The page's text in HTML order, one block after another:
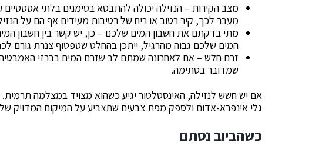
מצב הקירות – הנזילה יכולה להתבטא בסימנים בלתי אסטטיים
מעבר לכך, קיר רטוב או ריח של רטיבות מעידים אף הם על
מתי בדקתם את חשבון המים שלכם – כן, יש קשר בין חשבון
המים שלכם גבוה מהרגיל, ייתכן בהחלט שטפטוף צנרת גורם
זרם חלש – אם לאחרונה שמתם לב שזרם המים בברזי האמבטיה
שמדובר בסתימה.
אם יש חשש לנזילה, האינסטלטור יגיע כשהוא מצויד במצלמה
גלי אינפרא-אדום ולספק מפת צבעים שתצביע על המיקום המדויק של
כשהביוב נסתם